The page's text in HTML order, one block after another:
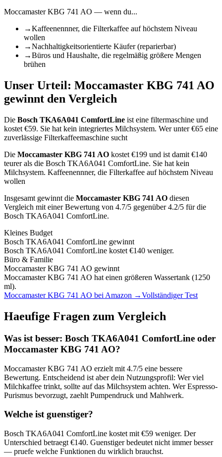
Moccamaster KBG 741 AO — wenn du...
→Kaffeenennner, die Filterkaffee auf höchstem Niveau
wollen
→Nachhaltigkeitsorientierte Käufer (reparierbar)
→Büros und Haushalte, die regelmäßig größere Mengen
brühen
Unser Urteil: Moccamaster KBG 741 AO
gewinnt den Vergleich
Die Bosch TKA6A041 ComfortLine ist eine filtermaschine und
kostet €59. Sie hat kein integriertes Milchsystem. Wer unter €65 eine
zuverlässige Filterkaffeemaschine sucht
Die Moccamaster KBG 741 AO kostet €199 und ist damit €140
teurer als die Bosch TKA6A041 ComfortLine. Sie hat kein
Milchsystem. Kaffeenennner, die Filterkaffee auf höchstem Niveau
wollen
Insgesamt gewinnt die Moccamaster KBG 741 AO diesen
Vergleich mit einer Bewertung von 4.7/5 gegenüber4.2/5 für die
Bosch TKA6A041 ComfortLine.
Kleines Budget
Bosch TKA6A041 ComfortLine gewinnt
Bosch TKA6A041 ComfortLine kostet €140 weniger.
Büro & Familie
Moccamaster KBG 741 AO gewinnt
Moccamaster KBG 741 AO hat einen größeren Wassertank (1250
ml).
Moccamaster KBG 741 AO bei Amazon →Vollständiger Test
Haeufige Fragen zum Vergleich
Was ist besser: Bosch TKA6A041 ComfortLine oder
Moccamaster KBG 741 AO?
Moccamaster KBG 741 AO erzielt mit 4.7/5 eine bessere
Bewertung. Entscheidend ist aber dein Nutzungsprofil: Wer viel
Milchkaffee trinkt, sollte auf das Milchsystem achten. Wer Espresso-
Purismus bevorzugt, zaehlt Pumpendruck und Mahlwerk.
Welche ist guenstiger?
Bosch TKA6A041 ComfortLine kostet mit €59 weniger. Der
Unterschied betraegt €140. Guenstiger bedeutet nicht immer besser
— pruefe welche Funktionen du wirklich brauchst.